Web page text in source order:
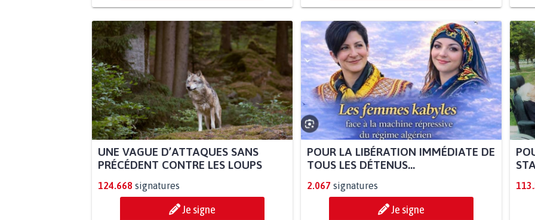
UNE VAGUE D’ATTAQUES SANS
PRÉCÉDENT CONTRE LES LOUPS
124.668 signatures
Je signe
POUR LA LIBÉRATION IMMÉDIATE DE
TOUS LES DÉTENUS...
2.067 signatures
Je signe